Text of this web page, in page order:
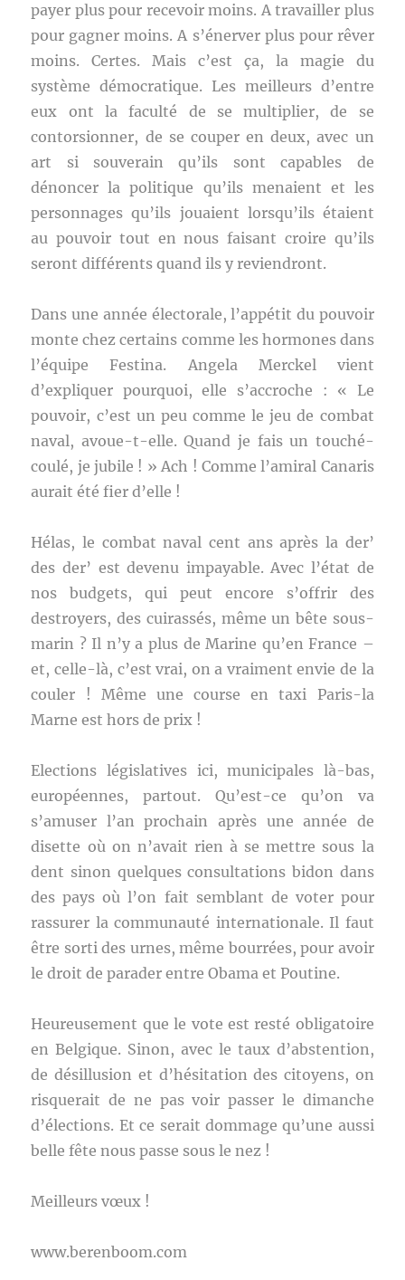
payer plus pour recevoir moins. A travailler plus
pour gagner moins. A s’énerver plus pour rêver
moins. Certes. Mais c’est ça, la magie du
système démocratique. Les meilleurs d’entre
eux ont la faculté de se multiplier, de se
contorsionner, de se couper en deux, avec un
art si souverain qu’ils sont capables de
dénoncer la politique qu’ils menaient et les
personnages qu’ils jouaient lorsqu’ils étaient
au pouvoir tout en nous faisant croire qu’ils
seront différents quand ils y reviendront.
Dans une année électorale, l’appétit du pouvoir
monte chez certains comme les hormones dans
l’équipe Festina. Angela Merckel vient
d’expliquer pourquoi, elle s’accroche : « Le
pouvoir, c’est un peu comme le jeu de combat
naval, avoue-t-elle. Quand je fais un touché-
coulé, je jubile ! » Ach ! Comme l’amiral Canaris
aurait été fier d’elle !
Hélas, le combat naval cent ans après la der’
des der’ est devenu impayable. Avec l’état de
nos budgets, qui peut encore s’offrir des
destroyers, des cuirassés, même un bête sous-
marin ? Il n’y a plus de Marine qu’en France –
et, celle-là, c’est vrai, on a vraiment envie de la
couler ! Même une course en taxi Paris-la
Marne est hors de prix !
Elections législatives ici, municipales là-bas,
européennes, partout. Qu’est-ce qu’on va
s’amuser l’an prochain après une année de
disette où on n’avait rien à se mettre sous la
dent sinon quelques consultations bidon dans
des pays où l’on fait semblant de voter pour
rassurer la communauté internationale. Il faut
être sorti des urnes, même bourrées, pour avoir
le droit de parader entre Obama et Poutine.
Heureusement que le vote est resté obligatoire
en Belgique. Sinon, avec le taux d’abstention,
de désillusion et d’hésitation des citoyens, on
risquerait de ne pas voir passer le dimanche
d’élections. Et ce serait dommage qu’une aussi
belle fête nous passe sous le nez !
Meilleurs vœux !
www.berenboom.com